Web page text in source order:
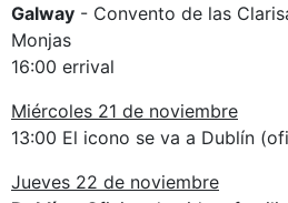
Galway - Convento de las
Monjas
16:00 errival
Miércoles 21 de noviembre
13:00 El icono se va a Dublín
Jueves 22 de noviembre